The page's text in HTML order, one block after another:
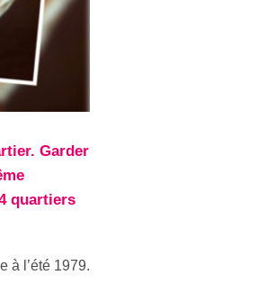
Garder
quartiers
à l’été 1979.